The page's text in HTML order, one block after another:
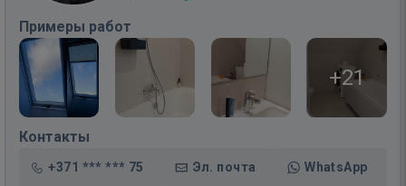
Примеры работ
+21
Контакты
+371 *** *** 75 Эл. почта WhatsApp